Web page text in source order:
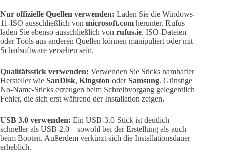
Nur offizielle Quellen verwenden: Laden Sie die Windows-
11-ISO ausschließlich von microsoft.com herunter. Rufus
laden Sie ebenso ausschließlich von rufus.ie. ISO-Dateien
oder Tools aus anderen Quellen können manipuliert oder mit
Schadsoftware versehen sein.
Qualitätsstick verwenden: Verwenden Sie Sticks namhafter
Hersteller wie SanDisk, Kingston oderSamsung. Günstige
No-Name-Sticks erzeugen beim Schreibvorgang gelegentlich
Fehler, die sich erst während der Installation zeigen.
USB 3.0 verwenden: Ein USB-3.0-Stick ist deutlich
schneller als USB 2.0 – sowohl bei der Erstellung als auch
beim Booten. Außerdem verkürzt sich die Installationsdauer
erheblich.